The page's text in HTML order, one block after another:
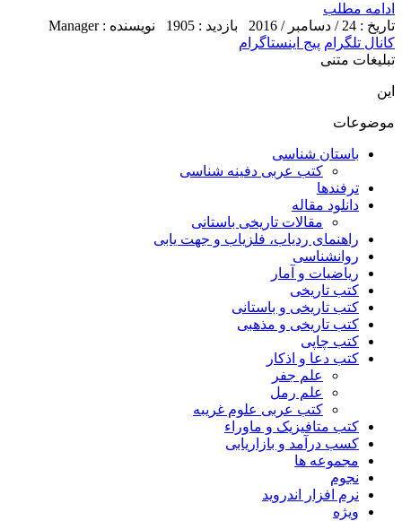
ادامه مطلب
تاریخ : 24 / دسامبر / 2016
بازدید : 1905
نویسنده : Manager
کانال تلگرام پیج اینستاگرام
تبلیغات متنی
این
موضوعات
باستان شناسی
کتب عربی دفینه شناسی
ترفندها
دانلود مقاله
مقالات تاریخی باستانی
راهنمای ردیاب، فلزیاب و جهت یابی
روانشناسی
ریاضیات و آمار
کتب تاریخی
کتب تاریخی و باستانی
کتب تاریخی و مذهبی
کتب چاپی
کتب دعا و اذکار
علم جفر
علم رمل
کتب عربی علوم غریبه
کتب متافیزیک و ماوراء
کسب درآمد و بازاریابی
مجموعه ها
نجوم
نرم افزار اندروید
ویژه